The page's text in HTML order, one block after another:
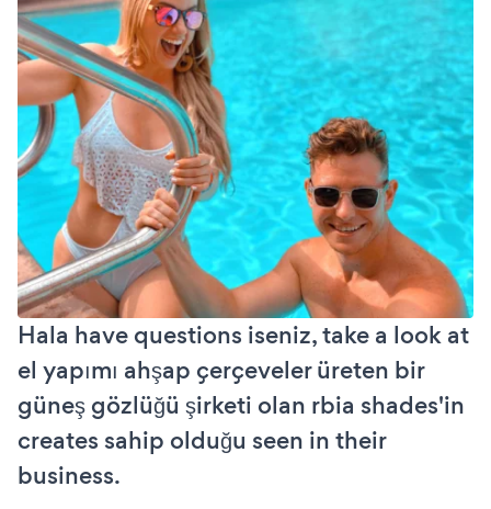
Hala have questions iseniz, take a look at
el yapımı ahşap çerçeveler üreten bir
güneş gözlüğü şirketi olan rbia shades'in
creates sahip olduğu seen in their
business.